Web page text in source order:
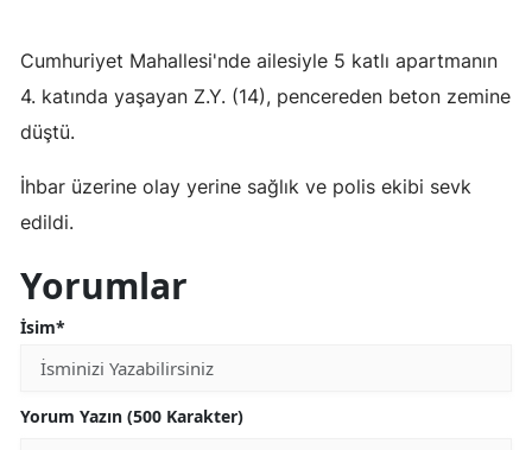
Mersin
İstanbul
Kars
Cumhuriyet Mahallesi'nde ailesiyle 5 katlı apartmanın
4. katında yaşayan Z.Y. (14), pencereden beton zemine
düştü.
İhbar üzerine olay yerine sağlık ve polis ekibi sevk
edildi.
Yorumlar
İsim*
Yorum Yazın (500 Karakter)